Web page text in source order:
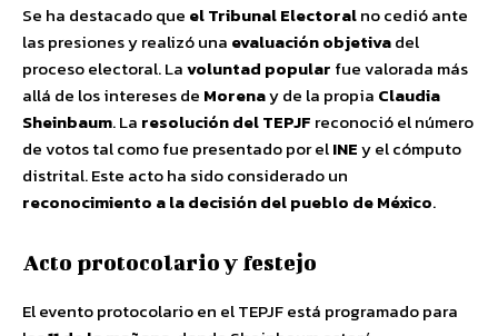
Se ha destacado que el Tribunal Electoralno cedió ante
las presiones y realizó una evaluación objetivadel
proceso electoral. Lavoluntad popular fue valorada más
allá de los intereses de Morenay de la propia Claudia
Sheinbaum. La resolución del TEPJF reconoció el número
de votos tal como fue presentado por elINEy el cómputo
distrital. Este acto ha sido considerado un
reconocimiento a la decisión del pueblo de México.
Acto protocolario y festejo
El evento protocolario en el TEPJF está programado para